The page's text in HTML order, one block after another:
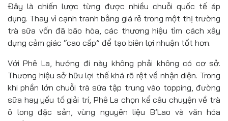
Đây là chiến lược từng được nhiều chuỗi quốc tế áp
dụng. Thay vì cạnh tranh bằng giá rẻ trong một thị trường
trà sữa vốn đã bão hòa, các thương hiệu tìm cách xây
dựng cảm giác “cao cấp” để tạo biên lợi nhuận tốt hơn.
Với Phê La, hướng đi này không phải không có cơ sở.
Thương hiệu sở hữu lợi thế khá rõ rệt về nhận diện. Trong
khi phần lớn chuỗi trà sữa tập trung vào topping, đường
sữa hay yếu tố giải trí, Phê La chọn kể câu chuyện về trà
ô long đặc sản, vùng nguyên liệu B’Lao và văn hóa